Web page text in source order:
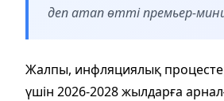
деп атап өтті премьер-
Жалпы, инфляциялық
үшін 2026-2028 жылдарға